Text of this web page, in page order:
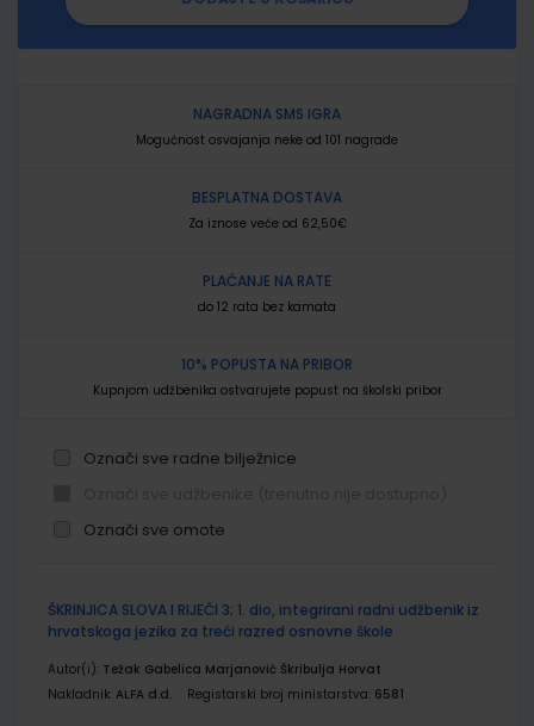
NAGRADNA SMS IGRA
Mogućnost osvajanja neke od 101 nagrade
BESPLATNA DOSTAVA
Za iznose veće od 62,50€
PLAĆANJE NA RATE
do 12 rata bez kamata
10% POPUSTA NA PRIBOR
Kupnjom udžbenika ostvarujete popust na školski pribor
Označi sve radne bilježnice
Označi sve omote
proizvodi
ŠKRINJICA SLOVA I RIJEČI 3; 1. dio, integrirani radni udžbenik iz
hrvatskoga jezika za treći razred osnovne škole
Autor(i): Težak Gabelica Marjanović Škribulja Horvat
Nakladnik: ALFA d.d. Registarski broj ministarstva: 6581